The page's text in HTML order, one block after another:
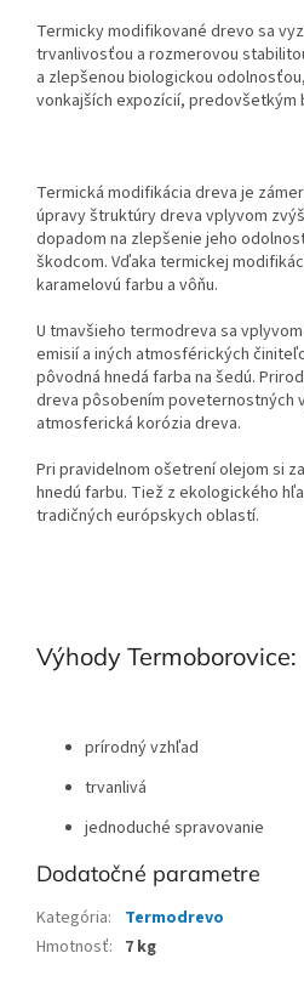
Termicky modifikované drevo sa
trvanlivosťou a rozmerovou
a zlepšenou biologickou
vonkajších expozícií, predovšetkým
Termická modifikácia dreva je
úpravy štruktúry dreva vplyvom
dopadom na zlepšenie jeho
škodcom. Vďaka termickej
karamelovú farbu a vôňu.
U tmavšieho termodreva sa
emisií a iných atmosférických
pôvodná hnedá farba na šedú.
dreva pôsobením poveternostných
atmosferická korózia dreva.
Pri pravidelnom ošetrení olejom si
hnedú farbu. Tiež z ekologického
tradičných európskych oblastí.
Výhody Termoborovice:
prírodný vzhľad
trvanlivá
jednoduché spravovanie
Dodatočné parametre
Kategória:
Termodrevo
Hmotnosť: 7 kg